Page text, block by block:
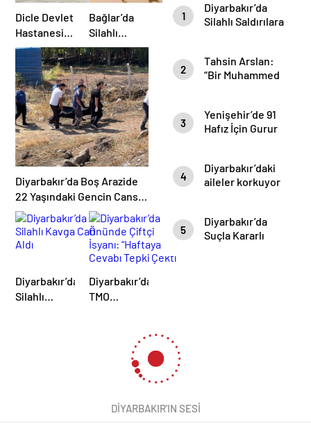
1
Diyarbakır’da
Silahlı Saldırılara
Tutuklandı
2
Tahsin Arslan:
“Bir Muhammed
Recai Geldi”
3
Yenişehir’de 91
Hafız İçin Gurur
Dualarla
Gerçekleşti
4
Diyarbakır’daki
aileler korkuyor
5
Diyarbakır’da
Suçla Kararlı
Dicle Devlet
Hastanesi
Hizmete
Başladı:
İlçede
Sağlık
Hizmetlerinde
Yeni Dönem
Bağlar’da
Silahlı
Kavga İhbarı
Sonrası
Operasyon:
4 Ruhsatsız
Tabanca Ele
Geçirildi, 2
Kişi
Tutuklandı
Diyarbakır’da Boş Arazide
22 Yaşındaki Gencin Cansız
Bedeni Bulundu
Diyarbakır’da
Silahlı
Diyarbakır’da
TMO
Gel” Cevabı
DİYARBAKIR'IN SESİ